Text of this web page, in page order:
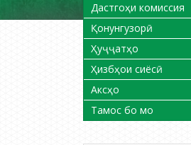
Дастгоҳи комиссия
Қонунгузорӣ
Ҳуҷҷатҳо
Ҳизбҳои сиёсӣ
Аксҳо
Тамос бо мо